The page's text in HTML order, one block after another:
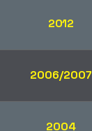
2012
2006/2007
2004